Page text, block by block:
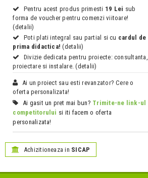
Pentru acest produs primesti 19 Lei sub
forma de voucher pentru comenzi viitoare!
(detalii)
Poti plati integral sau partial si cu cardul de
prima didactica! (detalii)
Divizie dedicata pentru proiecte: consultanta,
proiectare si instalare. (detalii)
Ai un proiect sau esti revanzator? Cere o
oferta personalizata!
Ai gasit un pret mai bun? Trimite-ne link-ul
competitorului si iti facem o oferta
personalizata!
Achizitioneaza in SICAP